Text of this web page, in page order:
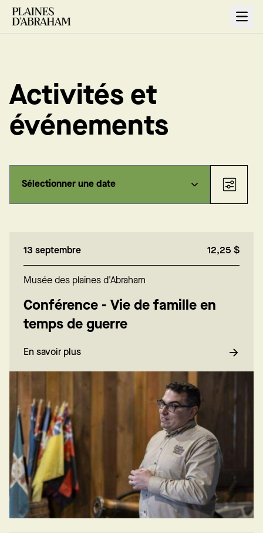
Open
Activités et
événements
13 septembre 12,25 $
Musée des plaines d'Abraham
Conférence - Vie de famille en
temps de guerre
En savoir plus